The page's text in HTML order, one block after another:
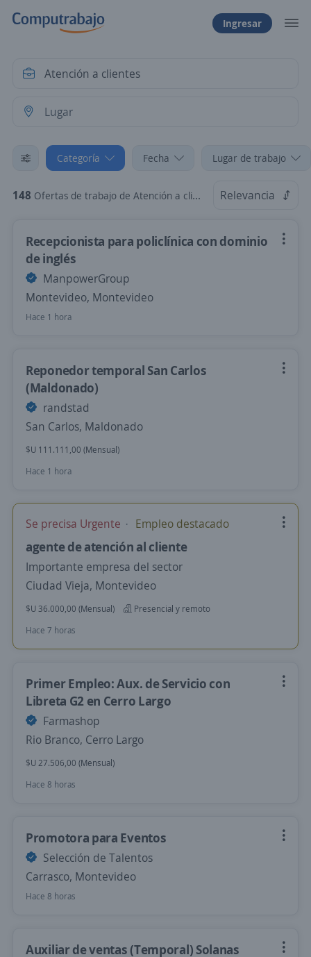
Ingresar
Categoría Fecha Lugar de trabajo
148 Ofertas de trabajo de Atención a clientes Relevancia
Recepcionista para policlínica con dominio
de inglés
ManpowerGroup
Montevideo, Montevideo
Hace 1 hora
Reponedor temporal San Carlos
(Maldonado)
randstad
San Carlos, Maldonado
$U 111.111,00 (Mensual)
Hace 1 hora
Se precisa Urgente Empleo destacado
agente de atención al cliente
Importante empresa del sector
Ciudad Vieja, Montevideo
$U 36.000,00 (Mensual)
Presencial y remoto
Hace 7 horas
Primer Empleo: Aux. de Servicio con
Libreta G2 en Cerro Largo
Farmashop
Rio Branco, Cerro Largo
$U 27.506,00 (Mensual)
Hace 8 horas
Promotora para Eventos
Selección de Talentos
Carrasco, Montevideo
Hace 8 horas
Auxiliar de ventas (Temporal) Solanas